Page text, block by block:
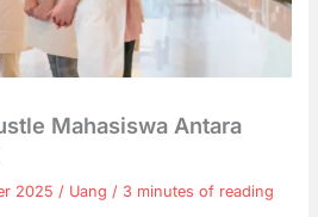
Mahasiswa Antara
2025 / Uang / 3 minutes of reading